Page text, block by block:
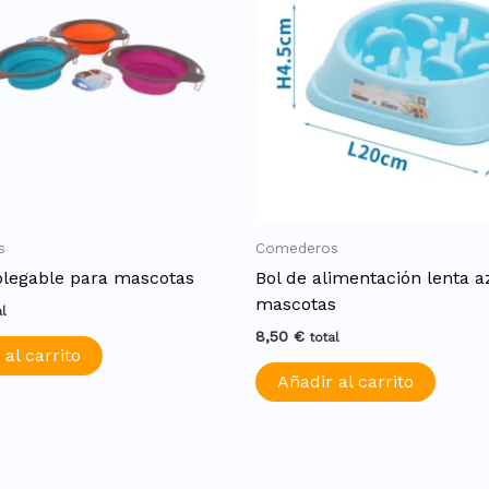
para mascotas
al carrito
Comederos
Bol de alimentación lenta
mascotas
8,50 € total
Añadir al carrito